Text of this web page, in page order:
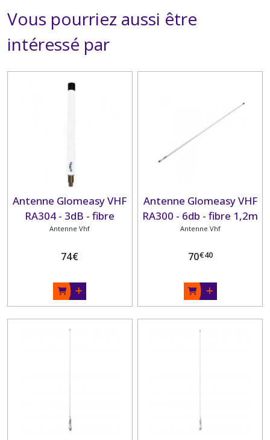
Vous pourriez aussi être
intéressé par
Antenne Glomeasy VHF
RA304 - 3dB - fibre
0.25m
Antenne Vhf
74€
Antenne Glomeasy VHF
RA300 - 6db - fibre 1,2m
Antenne Vhf
70€40